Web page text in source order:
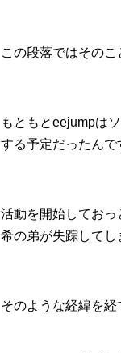
この段落ではそのこ
もともとeejumpは
する予定だったんで
活動を開始してお
希の弟が失踪してし
そのような経緯を経